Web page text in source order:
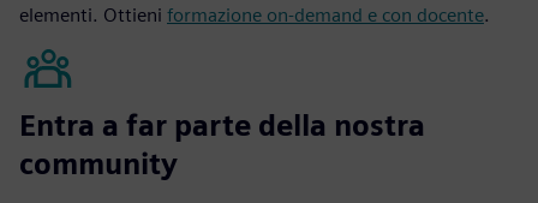
elementi. Ottieni formazione on-demand e con docente.
Entra a far parte della nostra
community